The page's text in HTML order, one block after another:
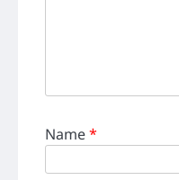
Name*